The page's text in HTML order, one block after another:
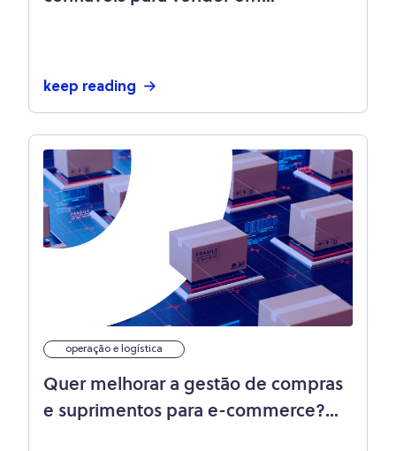
keep reading
operação e logística
Quer melhorar a gestão de compras
e suprimentos para e-commerce?